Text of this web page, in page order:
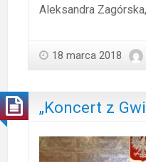
Aleksandra
18 marca 2018
„Koncert z